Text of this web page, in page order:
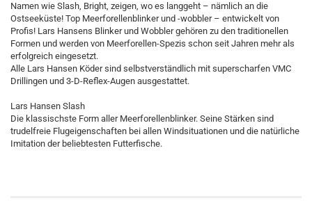
Namen wie Slash, Bright, zeigen, wo es langgeht – nämlich an die
Ostseeküste! Top Meerforellenblinker und -wobbler – entwickelt von
Profis! Lars Hansens Blinker und Wobbler gehören zu den traditionellen
Formen und werden von Meerforellen-Spezis schon seit Jahren mehr als
erfolgreich eingesetzt.
Alle Lars Hansen Köder sind selbstverständlich mit superscharfen VMC
Drillingen und 3-D-Reflex-Augen ausgestattet.
Lars Hansen Slash
Die klassischste Form aller Meerforellenblinker. Seine Stärken sind
trudelfreie Flugeigenschaften bei allen Windsituationen und die natürliche
Imitation der beliebtesten Futterfische.